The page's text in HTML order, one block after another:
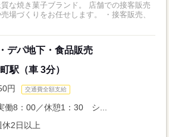
な焼き菓子ブランド。 店舗での接客販売
りをお任せします。 ・接客販売、
デパ地下・食品販売
駅（車 3分）
円 交通費全額支給
働8：00／休憩1：30 シ...
2日以上